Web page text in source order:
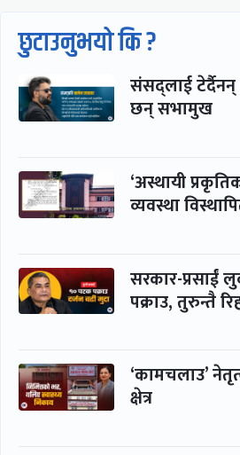
छुटाउनुभयो कि ?
संसद्लाई टेर्दैनन्
छन् सभामुख
‘अस्थायी
व्यवस्था
सरकार-प्रसाईं
पक्राउ, तुरुन्तै
‘कामचलाउ’
क्षेत्र